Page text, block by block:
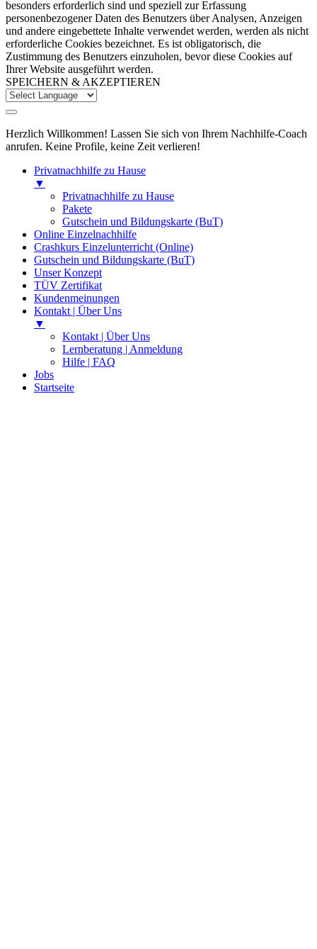
besonders erforderlich sind und speziell zur Erfassung
personenbezogener Daten des Benutzers über Analysen, Anzeigen
und andere eingebettete Inhalte verwendet werden, werden als nicht
erforderliche Cookies bezeichnet. Es ist obligatorisch, die
Zustimmung des Benutzers einzuholen, bevor diese Cookies auf
Ihrer Website ausgeführt werden.
SPEICHERN & AKZEPTIEREN
Herzlich Willkommen! Lassen Sie sich von Ihrem Nachhilfe-Coach
anrufen. Keine Profile, keine Zeit verlieren!
Privatnachhilfe zu Hause
▼
Privatnachhilfe zu Hause
Pakete
Gutschein und Bildungskarte (BuT)
Online Einzelnachhilfe
Crashkurs Einzelunterricht (Online)
Gutschein und Bildungskarte (BuT)
Unser Konzept
TÜV Zertifikat
Kundenmeinungen
Kontakt | Über Uns
▼
Kontakt | Über Uns
Lernberatung | Anmeldung
Hilfe | FAQ
Jobs
Startseite